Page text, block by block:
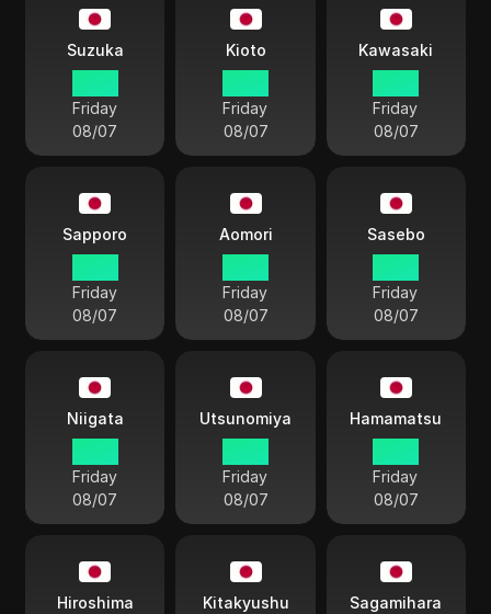
Suzuka
Friday
08/07
Kioto
Friday
08/07
Kawasaki
Friday
08/07
Sapporo
Friday
08/07
Aomori
Friday
08/07
Sasebo
Friday
08/07
Niigata
Friday
08/07
Utsunomiya
Friday
08/07
Hamamatsu
Friday
08/07
Hiroshima Kitakyushu Sagamihara